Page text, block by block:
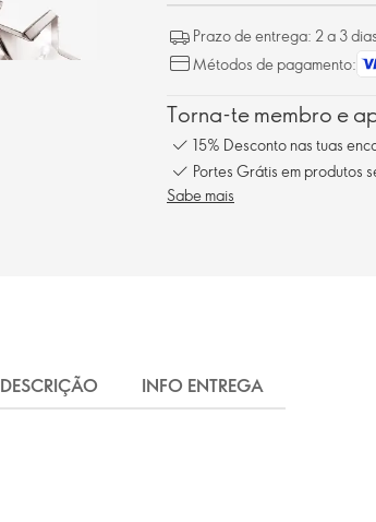
Prazo de entrega: 2 a 3
Métodos de pagamento:
Torna-te membro e
15% Desconto nas tuas
Portes Grátis em produtos
Sabe mais
DESCRIÇÃO INFO ENTREGA